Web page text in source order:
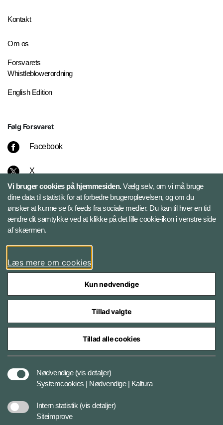
Kontakt
Om os
Forsvarets
Whistleblowerordning
English Edition
Følg Forsvaret
Facebook
X
Instagram
Bluesky
LinkedIn
Styrelser og myndigheder under Forsvarsministeriet
Vi bruger cookies på hjemmesiden.Vælg selv, om vi må bruge
dine data til statistik for at forbedre brugeroplevelsen, og om du
ønsker at kunne se fx feeds fra sociale medier. Du kan til hver en tid
ændre dit samtykke ved at klikke på det lille cookie-ikon i venstre side
af skærmen.
Læs mere om cookies
Kun nødvendige
Tillad valgte
Tillad alle cookies
Nødvendige (vis detaljer)
Systemcookies | Nødvendige | Kaltura
Intern statistik (vis detaljer)
Siteimprove